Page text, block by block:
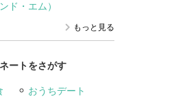
ド・エム）
もっと見る
ートをさがす
おうちデート